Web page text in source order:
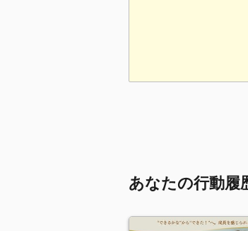
あなたの行動履